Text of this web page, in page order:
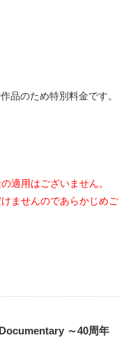
品のため特別料金です。
適用はございません。
ませんのであらかじめご
～40周年